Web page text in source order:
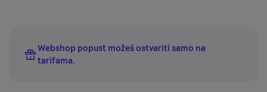
Webshop popust možeš ostvariti samo na
tarifama.